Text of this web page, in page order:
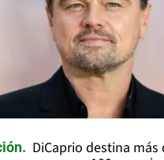
DiCaprio destina más